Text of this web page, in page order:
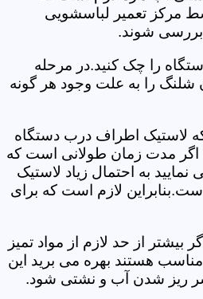
مرکز تعمیر لباسشویی
شوند.
را چک کنید.در مرحله
را به علت وجود هر گونه
لاستیک اطراف درب دستگاه
اگر مدت زمان طولانی است که
به احتمال زیاد لاستیک
لازم است که برای
بیشتر از حد لازم از مواد تمیز
هستند بهره می برید این
ریز شدن آب و نشتی شود.